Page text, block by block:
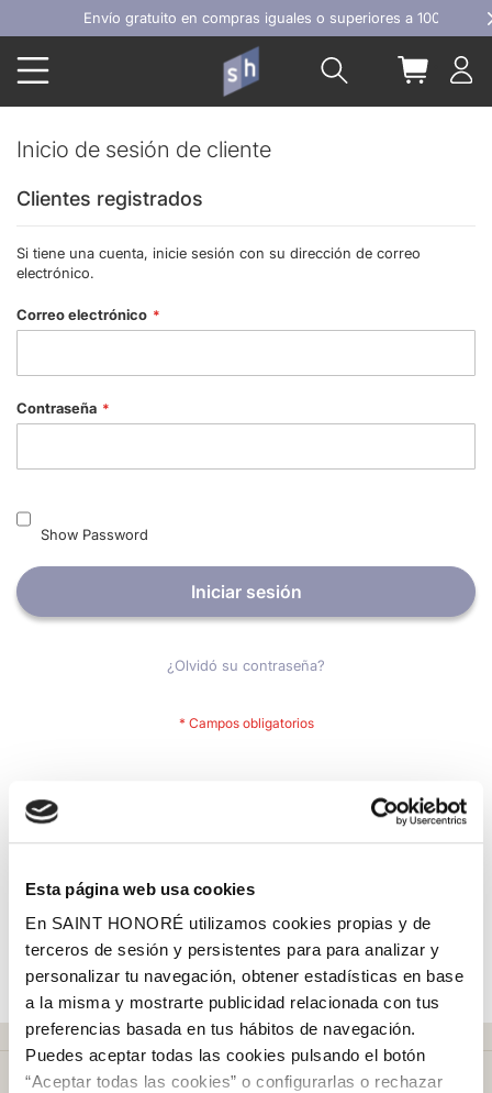
Esta página web usa cookies
En SAINT HONORÉ utilizamos cookies propias y de
terceros de sesión y persistentes para para analizar y
personalizar tu navegación, obtener estadísticas en base
a la misma y mostrarte publicidad relacionada con tus
preferencias basada en tus hábitos de navegación.
Puedes aceptar todas las cookies pulsando el botón
“Aceptar todas las cookies” o configurarlas o rechazar
Ir
al
contenido
Envío gratuito en compras iguales o superiores a 100€
Buscar Mi
Inicio de sesión de cliente
Clientes registrados
Si tiene una cuenta, inicie sesión con su dirección de correo
electrónico.
Correo electrónico
Contraseña
Show Password
Iniciar sesión
¿Olvidó su contraseña?
Crear una cuenta tiene muchos beneficios: Pago más rápido,
más.
Crear una cuenta